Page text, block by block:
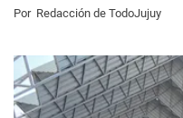
Por Redacción de TodoJujuy